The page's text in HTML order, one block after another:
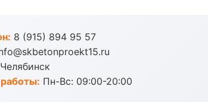
8 (915) 894 95 57
Челябинск
Пн-Вс: 09:00-20:00